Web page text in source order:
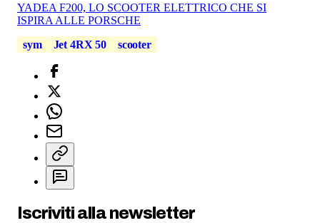
YADEA F200, LO SCOOTER ELETTRICO CHE SI
ISPIRA ALLE PORSCHE
sym
Jet 4RX 50 scooter
Iscriviti alla newsletter